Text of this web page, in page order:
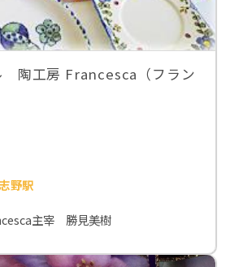
陶工房 Francesca（フラン
野駅
主宰 勝見美樹